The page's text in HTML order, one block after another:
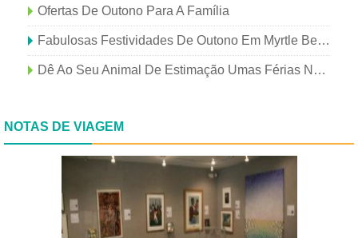
Ofertas De Outono Para A Família
Fabulosas Festividades De Outono Em Myrtle Beach
Dê Ao Seu Animal De Estimação Umas Férias Na Praia Em Myrtle Beach
NOTAS DE VIAGEM